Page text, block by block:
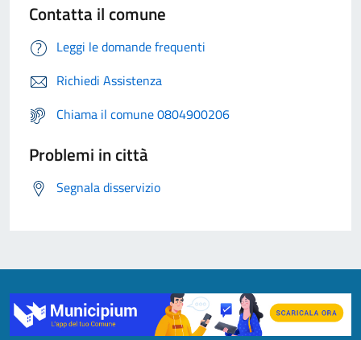
Contatta il comune
Leggi le domande frequenti
Richiedi Assistenza
Chiama il comune 0804900206
Problemi in città
Segnala disservizio